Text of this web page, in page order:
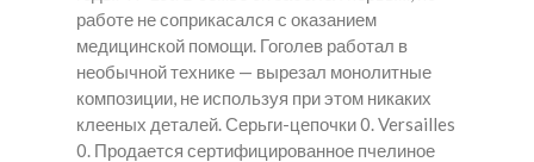
работе не соприкасался с оказанием
медицинской помощи. Гоголев работал в
необычной технике — вырезал монолитные
композиции, не используя при этом никаких
клееных деталей. Серьги-цепочки 0. Versailles
0. Продается сертифицированное пчелиное